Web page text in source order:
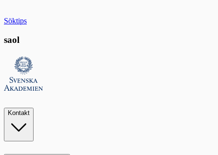
Söktips
saol
Kontakt